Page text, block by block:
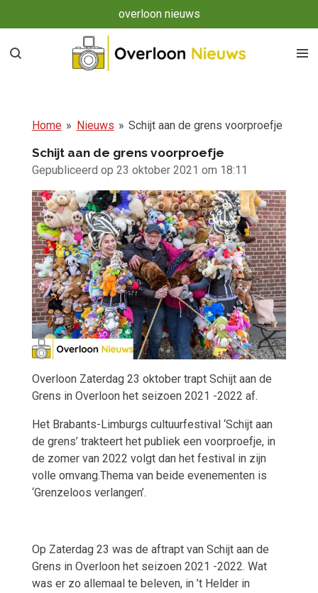
direct
naar
overloon nieuws
Home » Nieuws » Schijt aan de grens voorproefje
Schijt aan de grens voorproefje
Gepubliceerd op 23 oktober 2021 om 18:11
Overloon Zaterdag 23 oktober trapt Schijt aan de
Grens in Overloon het seizoen 2021 -2022 af.
Het Brabants-Limburgs cultuurfestival ‘Schijt aan
de grens’ trakteert het publiek een voorproefje, in
de zomer van 2022 volgt dan het festival in zijn
volle omvang.Thema van beide evenementen is
‘Grenzeloos verlangen’.
Op Zaterdag 23 was de aftrapt van Schijt aan de
Grens in Overloon het seizoen 2021 -2022. Wat
was er zo allemaal te beleven, in ’t Helder in